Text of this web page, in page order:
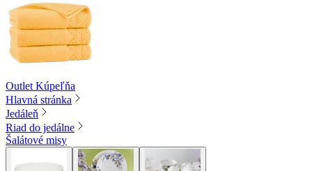
Outlet Kúpeľňa
Hlavná stránka
Jedáleň
Riad do jedálne
Šalátové misy